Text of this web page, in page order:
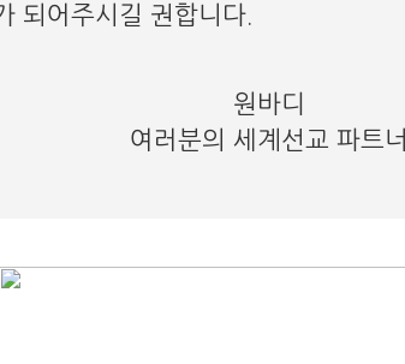
되어주시길 권합니다.
원바디
여러분의 세계선교 파트너